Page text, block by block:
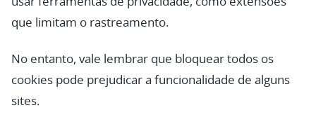
que limitam o rastreamento.
No entanto, vale lembrar que bloquear todos os
cookies pode prejudicar a funcionalidade de alguns
sites.